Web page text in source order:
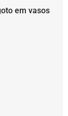
em vasos